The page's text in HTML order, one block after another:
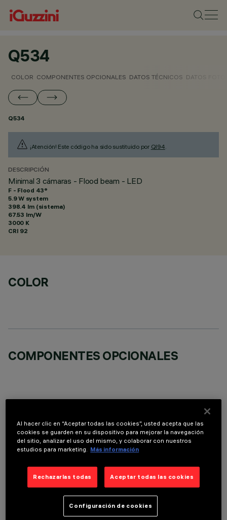
Q534
COLOR COMPONENTES OPCIONALES DATOS TÉCNICOS DATOS
Q534
¡Atención! Este código ha sido sustituido por QI94.
DESCRIPCIÓN
Minimal 3 cámaras - Flood beam - LED
F - Flood 43°
5.9 W system
398.4 lm (sistema)
67.53 lm/W
3000 K
CRI 92
COLOR
COMPONENTES OPCIONALES
DATOS TÉCNICOS
ÚLTIMA ACTUALIZACIÓN: 01/08/2026
DESCRIPCIÓN
Luminaria miniaturizada empotrable lineal con 3 elementos
ópticos para lámparas led - óptica fija No obstante las
dimensiones supercompactas del producto, la tecnología
Al hacer clic en “Aceptar todas las cookies”, usted acepta que las
cookies se guarden en su dispositivo para mejorar la navegación
del sitio, analizar el uso del mismo, y colaborar con nuestros
estudios para marketing.
Más información
Rechazarlas todas Aceptar todas las cookies
Configuración de cookies